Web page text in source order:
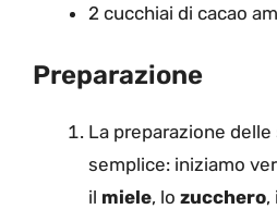
2 cucchiai di cacao
Preparazione
La preparazione
semplice: iniziamo
il miele, lo zucchero,